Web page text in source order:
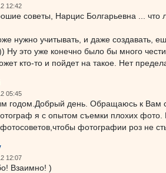
12:42
советы, Нарцис Болгарьевна ... что
нужно учитывать, и даже создавать,
Ну это уже конечно было бы много
кто-то и пойдет на такое. Нет
05:45
годом.Добрый день. Обращаюсь к Вам с
я с опытом съемки плохих фото.
фотографии роз не
12:07
Взаимно! )